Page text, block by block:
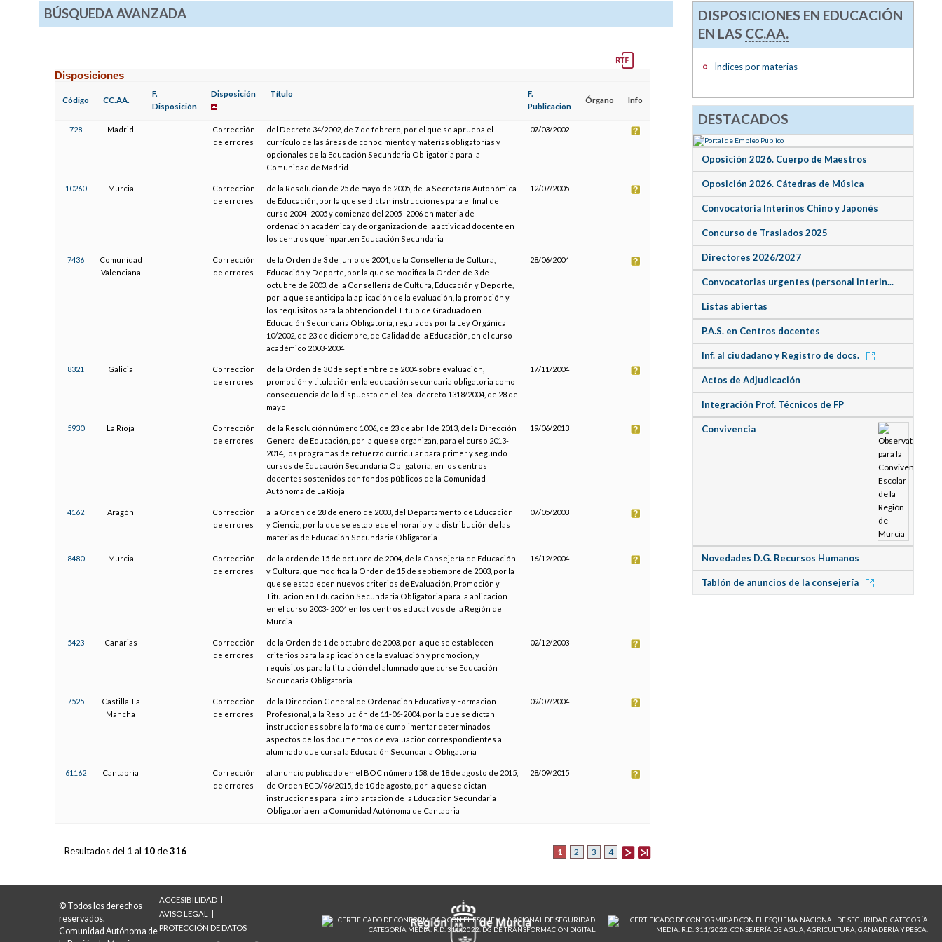
BÚSQUEDA AVANZADA
Disposiciones
Código CC.AA.
F.
Disposición
Disposición Título
F.
Publicación
Órgano Info
728 Madrid
Corrección
de errores
del Decreto 34/2002, de 7 de febrero, por el que se aprueba el
currículo de las áreas de conocimiento y materias obligatorias y
opcionales de la Educación Secundaria Obligatoria para la
Comunidad de Madrid
07/03/2002
10260 Murcia
Corrección
de errores
de la Resolución de 25 de mayo de 2005, de la Secretaría Autonómica
de Educación, por la que se dictan instrucciones para el final del
curso 2004- 2005 y comienzo del 2005- 2006 en materia de
ordenación académica y de organización de la actividad docente en
los centros que imparten Educación Secundaria
12/07/2005
7436
Comunidad
Valenciana
Corrección
de errores
de la Orden de 3 de junio de 2004, de la Conselleria de Cultura,
Educación y Deporte, por la que se modifica la Orden de 3 de
octubre de 2003, de la Conselleria de Cultura, Educación y Deporte,
por la que se anticipa la aplicación de la evaluación, la promoción y
los requisitos para la obtención del Título de Graduado en
Educación Secundaria Obligatoria, regulados por la Ley Orgánica
10/2002, de 23 de diciembre, de Calidad de la Educación, en el curso
académico 2003-2004
28/06/2004
8321 Galicia
Corrección
de errores
de la Orden de 30 de septiembre de 2004 sobre evaluación,
promoción y titulación en la educación secundaria obligatoria como
consecuencia de lo dispuesto en el Real decreto 1318/2004, de 28 de
mayo
17/11/2004
5930 La Rioja
Corrección
de errores
de la Resolución número 1006, de 23 de abril de 2013, de la Dirección
General de Educación, por la que se organizan, para el curso 2013-
2014, los programas de refuerzo curricular para primer y segundo
cursos de Educación Secundaria Obligatoria, en los centros
docentes sostenidos con fondos públicos de la Comunidad
Autónoma de La Rioja
19/06/2013
4162 Aragón
Corrección
de errores
a la Orden de 28 de enero de 2003, del Departamento de Educación
y Ciencia, por la que se establece el horario y la distribución de las
materias de Educación Secundaria Obligatoria
07/05/2003
8480 Murcia
Corrección
de errores
de la orden de 15 de octubre de 2004, de la Consejería de Educación
y Cultura, que modifica la Orden de 15 de septiembre de 2003, por la
que se establecen nuevos criterios de Evaluación, Promoción y
Titulación en Educación Secundaria Obligatoria para la aplicación
en el curso 2003- 2004 en los centros educativos de la Región de
Murcia
16/12/2004
5423 Canarias
Corrección
de errores
de la Orden de 1 de octubre de 2003, por la que se establecen
criterios para la aplicación de la evaluación y promoción, y
requisitos para la titulación del alumnado que curse Educación
Secundaria Obligatoria
02/12/2003
7525
Castilla-La
Mancha
Corrección
de errores
de la Dirección General de Ordenación Educativa y Formación
Profesional, a la Resolución de 11-06-2004, por la que se dictan
instrucciones sobre la forma de cumplimentar determinados
aspectos de los documentos de evaluación correspondientes al
alumnado que cursa la Educación Secundaria Obligatoria
09/07/2004
61162 Cantabria
Corrección
de errores
al anuncio publicado en el BOC número 158, de 18 de agosto de 2015,
de Orden ECD/96/2015, de 10 de agosto, por la que se dictan
instrucciones para la implantación de la Educación Secundaria
Obligatoria en la Comunidad Autónoma de Cantabria
28/09/2015
1 2 3 4
Resultados del 1 al 10de316
DISPOSICIONES EN EDUCACIÓN
EN LAS CC.AA.
Índices por materias
DESTACADOS
Oposición 2026. Cuerpo de Maestros
Oposición 2026. Cátedras de Música
Convocatoria Interinos Chino y Japonés
Concurso de Traslados 2025
Directores 2026/2027
Convocatorias urgentes (personal interin...
Listas abiertas
P.A.S. en Centros docentes
Inf. al ciudadano y Registro de docs.
Actos de Adjudicación
Integración Prof. Técnicos de FP
Convivencia
Novedades D.G. Recursos Humanos
Tablón de anuncios de la consejería
© Todos los derechos
reservados.
Comunidad Autónoma de
ACCESIBILIDAD
AVISO LEGAL
PROTECCIÓN DE DATOS